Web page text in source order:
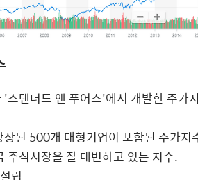
스탠더드 앤 푸어스'에서 개발한 주가
된 500개 대형기업이 포함된 주가
주식시장을 잘 대변하고 있는 지수.
립